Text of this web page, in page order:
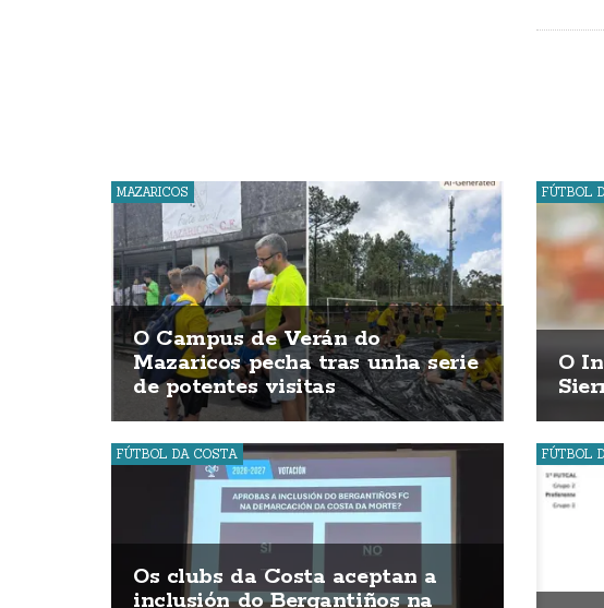
FÚTBOL
O
FÚTBOL
MAZARICOS
O Campus de Verán do
Mazaricos pecha tras unha serie
de potentes visitas
FÚTBOL DA COSTA
Os clubs da Costa aceptan a
inclusión do Bergantiños na